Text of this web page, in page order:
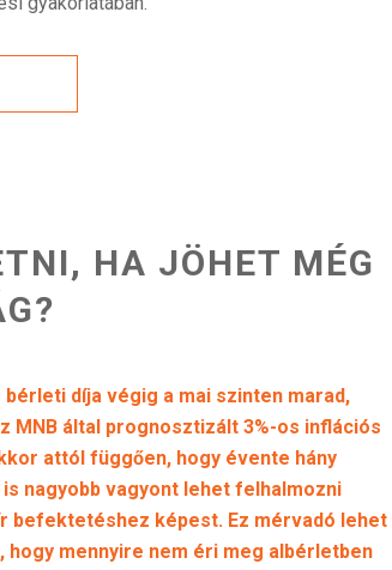
HA JÖHET MÉG
díja végig a mai szinten marad,
MNB által prognosztizált 3%-os inflációs
attól függően, hogy évente hány
nagyobb vagyont lehet felhalmozni
befektetéshez képest. Ez mérvadó lehet
mennyire nem éri meg albérletben